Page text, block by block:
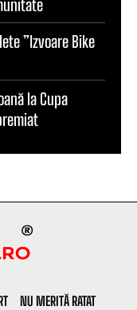
”Izvoare Bike
la Cupa
NU MERITĂ RATAT